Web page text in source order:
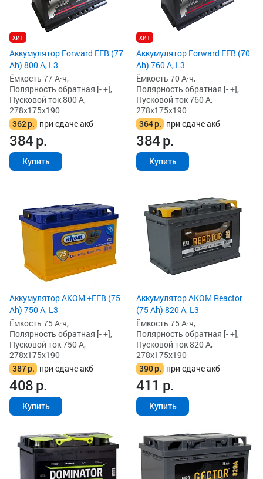
хит
Аккумулятор Forward EFB (77
Ah) 800 А, L3
Ёмкость 77 А·ч,
Полярность обратная [- +],
Пусковой ток 800 А,
278x175x190
362р. при сдаче акб
384р.
Купить
хит
Аккумулятор Forward EFB (70
Ah) 760 А, L3
Ёмкость 70 А·ч,
Полярность обратная [- +],
Пусковой ток 760 А,
278x175x190
364р. при сдаче акб
384р.
Купить
Аккумулятор AKOM +EFB (75
Ah) 750 А, L3
Ёмкость 75 А·ч,
Полярность обратная [- +],
Пусковой ток 750 А,
278x175x190
387р. при сдаче акб
408р.
Купить
Аккумулятор AKOM Reactor
(75 Ah) 820 А, L3
Ёмкость 75 А·ч,
Полярность обратная [- +],
Пусковой ток 820 А,
278x175x190
390р. при сдаче акб
411 р.
Купить